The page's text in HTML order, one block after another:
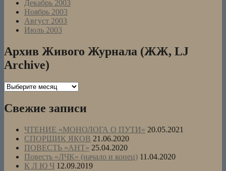
Декабрь 2003
Ноябрь 2003
Август 2003
Июль 2003
Архив Живого Журнала (ЖЖ, LJ
Archive)
Архив
Журнала
(ЖЖ,
Archive)
Свежие записи
ЧТЕНИЕ «МОНОЛОГА О ПУТИ» 20.05.2021
СПОРЩИК ЯКОВ 21.06.2020
ПОВЕСТЬ «АНТ» 25.04.2020
Повесть «ЛЧК» (начало и конец) 11.04.2020
К Л Ю Ч 12.09.2019